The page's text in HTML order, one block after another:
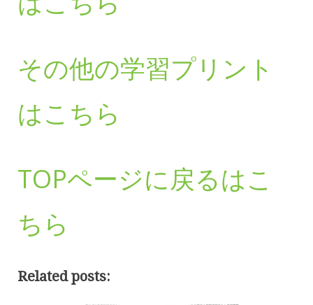
その他の学習プリント
はこちら
TOPページに戻るはこ
ちら
Related posts: